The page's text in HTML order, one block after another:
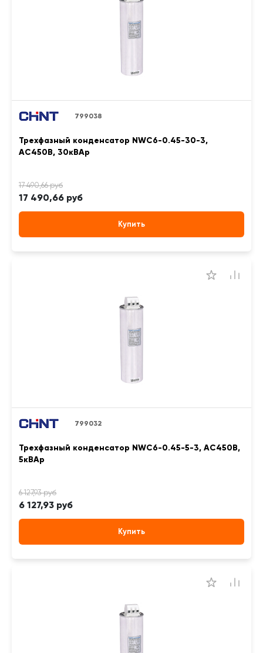
799038
Трехфазный конденсатор NWC6-0.45-30-3,
АС450В, 30кВАр
17 490,66 руб
Купить
799032
Трехфазный конденсатор NWC6-0.45-5-3, АС450В,
5кВАр
6 127,93 руб
Купить